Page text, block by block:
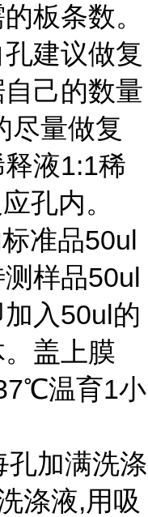
板条数。
建议做复
己的数量
尽量做复
液1:1稀
孔内。
准品50ul
样品50ul
入50ul的
盖上膜
温育1小
孔加满洗涤
涤液,用吸